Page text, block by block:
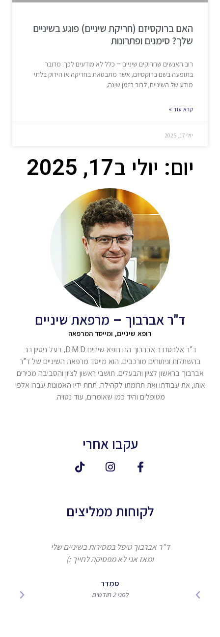
האם ברוקסיזם (חריקת שיניים) פוגע בשיניים
שלך? סימנים ופתרונות
רוב האנשים שחרוקים שיניים – כלל לא מודעים לכך. מדובר
בתופעה בשם ברוקסיזם, אשר מתבטאת בחריקה או הידוק בלתי
מודע של השיניים, לרוב בזמן שינה,
קרא עוד »
יולי 17, 2025
יום: יולי ב17, 2025
ד"ר אברבוך – מרפאת שיניים
רופא שיניים, ומייסד המרפאה
ד”ר אלכסנדר אברבוך הנו רופא שיניים D.M.D, בעל ניסיון רב
בהשתלות וניתוחים מורכבים. הוא מייסד מרפאת השיניים של ד”ר
אברבוך בראשון לציון והבעלים. תושבי ראשון לציון והסביבה מכירים
אותו, את עבודתו ואת תרומתו לקהילה. תחת ידיו האמונות עברו אלפי
מטופלים והיד כמו שאומרים, עוד נטויה.
עקבו אחרי
לקוחות ממליצים
ד"ר אברבוך טיפל במסירות בשיניים שלי
ומאז אני לא מפסיקה לחייך :)
סמדר
לפני 2 חודשים